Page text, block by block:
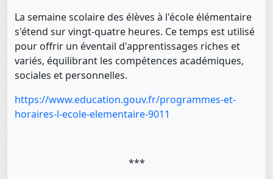
La semaine scolaire des élèves à l'école élémentaire
s'étend sur vingt-quatre heures. Ce temps est utilisé
pour offrir un éventail d'apprentissages riches et
variés, équilibrant les compétences académiques,
sociales et personnelles.
https://www.education.gouv.fr/programmes-et-
horaires-l-ecole-elementaire-9011
***